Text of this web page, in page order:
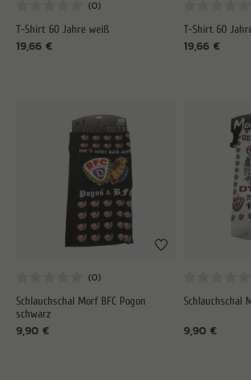
T-Shirt 60 Jahre weiß
19,66 €
T-Shirt 60
19,66 €
Schlauchschal Morf BFC Pogon
schwarz
9,90 €
Schlauchschal
9,90 €